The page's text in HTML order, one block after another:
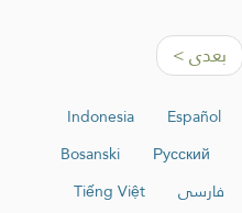
بعدی >
Español
Indonesia
Русский
Bosanski
فارسی
Tiếng Việt